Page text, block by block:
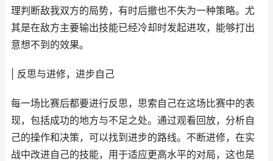
理判断敌我双方的局势，有时后撤也不失为一种策略。尤
其是在敌方主要输出技能已经冷却时发起进攻，能够打出
意想不到的效果。
| 反思与进修，进步自己
每一场比赛后都要进行反思，思索自己在这场比赛中的表
现，包括成功的地方与不足之处。通过观看回放，分析自
己的操作和决策，可以找到进步的路线。不断进修，在实
战中改进自己的技能，用于适应更高水平的对局，这也是